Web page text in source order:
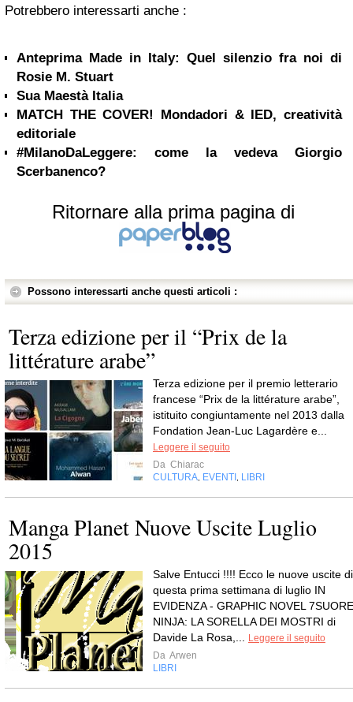
Potrebbero interessarti anche :
Anteprima Made in Italy: Quel silenzio fra noi di
Rosie M. Stuart
Sua Maestà Italia
MATCH THE COVER! Mondadori & IED, creatività
editoriale
#MilanoDaLeggere: come la vedeva Giorgio
Scerbanenco?
Ritornare alla prima pagina di
Possono interessarti anche questi articoli :
Terza edizione per il “Prix de la
littérature arabe”
Terza edizione per il premio letterario
francese “Prix de la littérature arabe”,
istituito congiuntamente nel 2013 dalla
Fondation Jean-Luc Lagardère e...
Leggere il seguito
Da Chiarac
CULTURA EVENTI LIBRI
Manga Planet Nuove Uscite Luglio
2015
Salve Entucci !!!! Ecco le nuove uscite di
questa prima settimana di luglio IN
EVIDENZA - GRAPHIC NOVEL 7SUORE
NINJA: LA SORELLA DEI MOSTRI di
Davide La Rosa,...
Leggere il seguito
Da Arwen
LIBRI